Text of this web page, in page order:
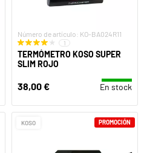
Número de artículo: KO-BA024R11
1
TERMÓMETRO KOSO SUPER
SLIM ROJO
38,00 € En stock
KOSO PROMOCIÓN